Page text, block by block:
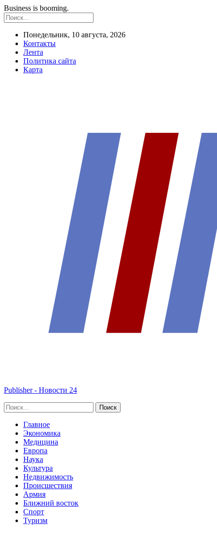
Business is booming.
Понедельник, 10 августа, 2026
Контакты
Лента
Политика сайта
Карта
Publisher - Новости 24
Главное
Экономика
Медицина
Европа
Наука
Культура
Недвижимость
Происшествия
Армия
Ближний восток
Спорт
Туризм